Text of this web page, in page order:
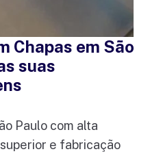
Chapas em São
suas
Paulo com alta
e fabricação